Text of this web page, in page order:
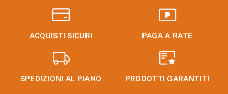
ACQUISTI SICURI PAGA A RATE
SPEDIZIONI AL PIANO PRODOTTI GARANTITI